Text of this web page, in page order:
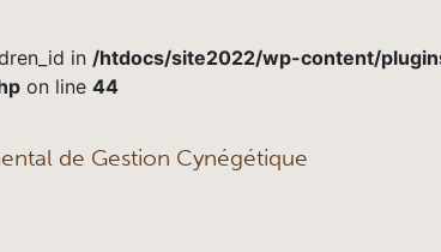
in/htdocs/site2022/wp-content/
on line44
de Gestion Cynégétique